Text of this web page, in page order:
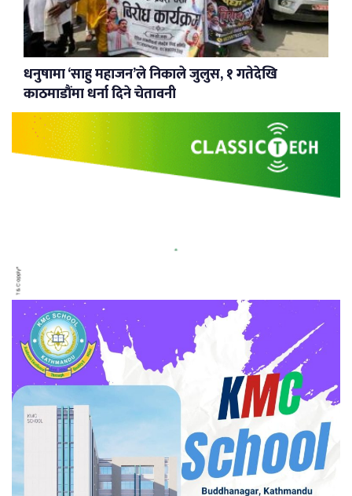
धनुषामा ‘साहु महाजन’ले निकाले जुलुस, १ गतेदेखि
काठमाडौंमा धर्ना दिने चेतावनी